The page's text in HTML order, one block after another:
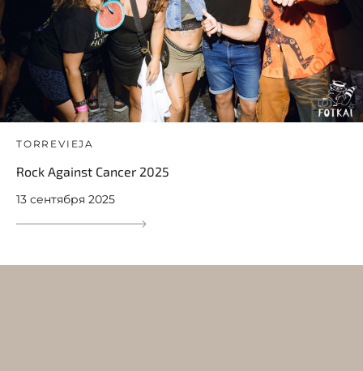
TORREVIEJA
Rock Against Cancer 2025
13 сентября 2025